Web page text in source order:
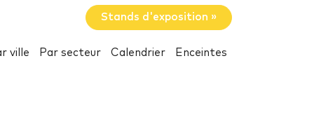
Stands d'exposition »
ville Par secteur Calendrier Enceintes